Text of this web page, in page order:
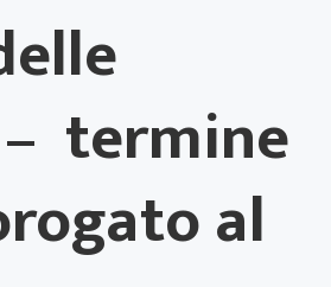
termine
al